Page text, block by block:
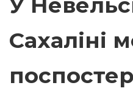
Сахаліні